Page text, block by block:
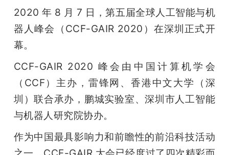
网
开
课
活
2020 年 8 月 7 日，第五届全球人工智能与机
器人峰会（CCF-GAIR 2020）在深圳正式开
幕。
CCF-GAIR 2020 峰会由中国计算机学会
（CCF）主办，雷锋网、香港中文大学（深
圳）联合承办，鹏城实验室、深圳市人工智能
与机器人研究院协办。
作为中国最具影响力和前瞻性的前沿科技活动